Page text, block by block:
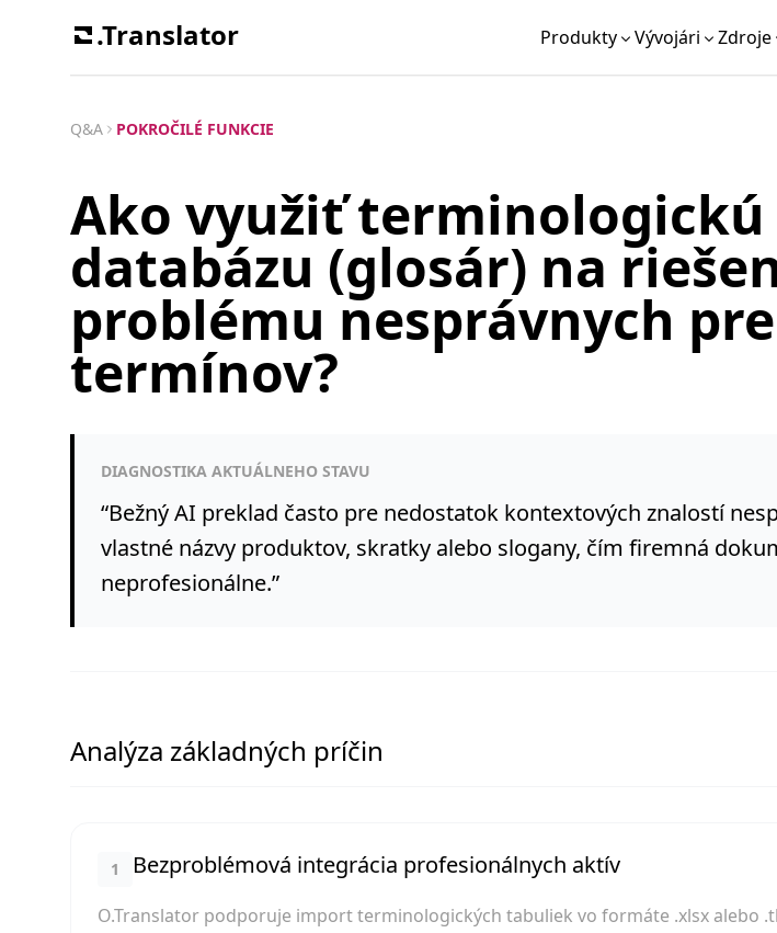
.Translator Produkty Vývojári Zdroje
Q&A POKROČILÉ FUNKCIE
Ako využiť terminologickú
databázu (glosár) na
problému nesprávnych
termínov?
DIAGNOSTIKA AKTUÁLNEHO STAVU
“Bežný AI preklad často pre nedostatok kontextových znalostí
vlastné názvy produktov, skratky alebo slogany, čím firemná
neprofesionálne.”
Analýza základných príčin
1 Bezproblémová integrácia profesionálnych aktív
O.Translator podporuje import terminologických tabuliek vo formáte .xlsx alebo